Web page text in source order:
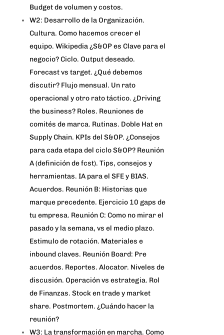
Budget de volumen y costos.
W2: Desarrollo de la Organización.
Cultura. Como hacemos crecer el
equipo. Wikipedia ¿S&OP es Clave para el
negocio? Ciclo. Output deseado.
Forecast vs target. ¿Qué debemos
discutir? Flujo mensual. Un rato
operacional y otro rato táctico. ¿Driving
the business? Roles. Reuniones de
comités de marca. Rutinas. Doble Hat en
Supply Chain. KPIs del S&OP. ¿Consejos
para cada etapa del ciclo S&OP? Reunión
A (definición de fcst). Tips, consejos y
herramientas. IA para el SFE y BIAS.
Acuerdos. Reunión B: Historias que
marque precedente. Ejercicio 10 gaps de
tu empresa. Reunión C: Como no mirar el
pasado y la semana, vs el medio plazo.
Estimulo de rotación. Materiales e
inbound claves. Reunión Board: Pre
acuerdos. Reportes. Alocator. Niveles de
discusión. Operación vs estrategia. Rol
de Finanzas. Stock en trade y market
share. Postmortem. ¿Cuándo hacer la
reunión?
W3: La transformación en marcha. Como